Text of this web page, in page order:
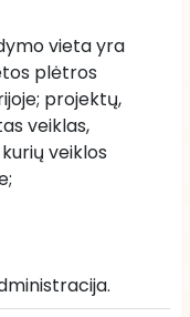
vieta yra
plėtros
projektų,
veiklas,
veiklos